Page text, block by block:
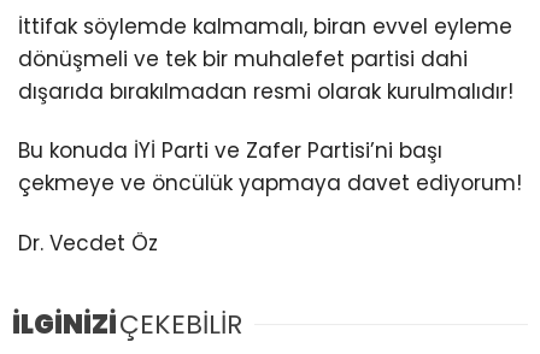
İttifak söylemde kalmamalı, biran evvel eyleme
dönüşmeli ve tek bir muhalefet partisi dahi
dışarıda bırakılmadan resmi olarak kurulmalıdır!
Bu konuda İYİ Parti ve Zafer Partisi’ni başı
çekmeye ve öncülük yapmaya davet ediyorum!
Dr. Vecdet Öz
İLGİNİZİÇEKEBİLİR